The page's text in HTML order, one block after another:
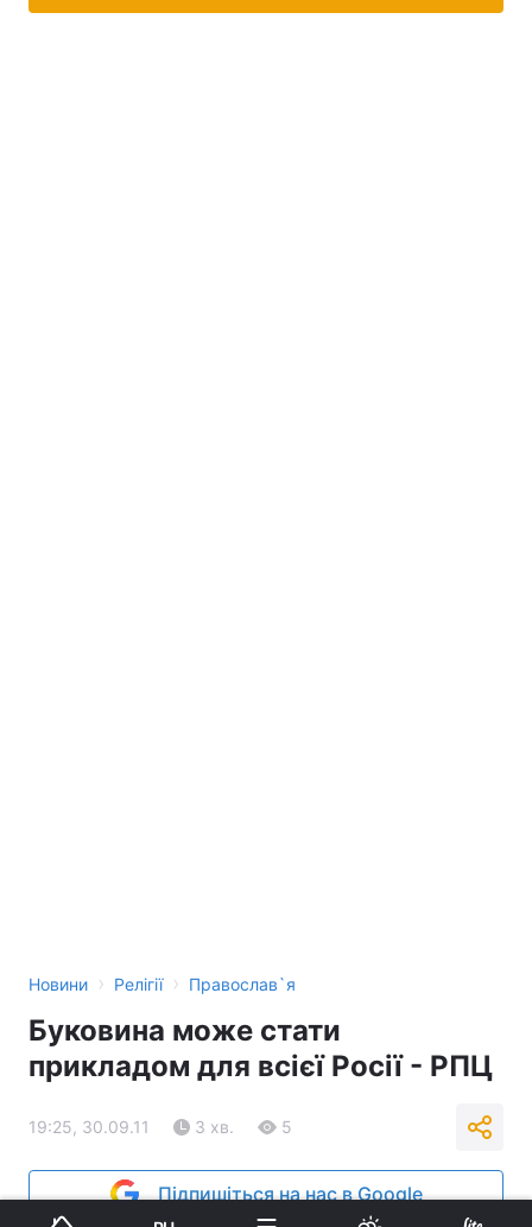
Новини › Релігії › Православ`я
Буковина може стати
прикладом для всієї Росії - РПЦ
19:25, 30.09.11 3 хв. 5
Підпишіться на нас в Google